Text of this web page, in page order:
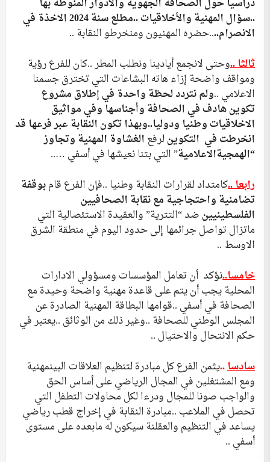
..سؤال المهنية والأخلاقيات ..مطلع سنة 2024 الاخذة في
الانصرام....حضره المهنيون ومنخرطو النقابة ..
ثالثا ..وحتى لانجمع أيادينا ونطلب المطر ..كان للفرع رؤية
ومواقف واضحة إزاء هاته البشاعات التي تخترق جسمنا
الاعلامي ..ولم نتردد لحظة واحدة في إطلاق مشروع
تكوين هادف في الصحافة وأجناسها وفي مواثيق
الاخلاقيات وطنيا ودوليا..وبهذا تكون النقابة عبر فرعها قد
انخرطت في التكوين لرفع الغشاوة المهنية وتجاوز
“الهمجيةالاعلامية” التي بتنا نعيشها في أسفي …..
رابعا ..كامتداد لقرارات النقابة وطنيا ..فإن الفرع قامبوقفة
تضامنية واحتجاجية مع نقابة الصحافيين
الفلسطينيين ضد “التترية” والعقيدة الاستئصالية التي
ماتزال تواصل جرائمها إلى حدود اليوم في منطقة الشرق
الاوسط ..
خامسا..نؤكد أن تعامل المؤسسات ومسؤولي الادارات
المحلية يجب أن يتم على قاعدة مهنية واضحة وحيدة مع
الصحافة في أسفي ..قوامها البطاقة المهنية الصادرة عن
المجلس الوطني للصحافة ..وغير ذلك من الوثائق ..يعتبر في
حكم الانتحال والاحتيال ..
سادسا..يثمن الفرع كل مبادرة لتنظيم العلاقات البينمهنية
ومع المشتغلين في المجال الرياضي على أساس الحق
والواجب صونا للمجال ودرءا لكل محاولات التطفل التي
تحصل في الملاعب ..مبادرة النقابة في إخراج قطب رياضي
يساعد في التنظيم والعقلنة سيكون له مابعده على مستوى
أسفي ..